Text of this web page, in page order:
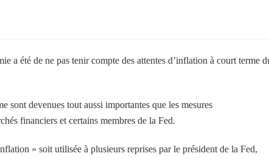
a été de ne pas tenir compte des attentes d’inflation à court terme
sont devenues tout aussi importantes que les mesures
financiers et certains membres de la Fed.
» soit utilisée à plusieurs reprises par le président de la Fed,